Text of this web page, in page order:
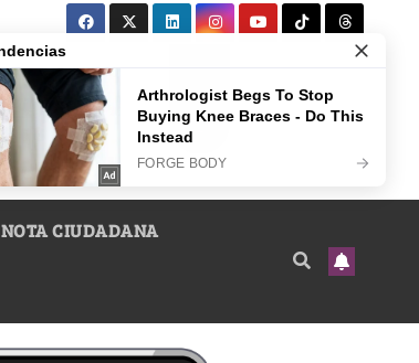
NOTA CIUDADANA